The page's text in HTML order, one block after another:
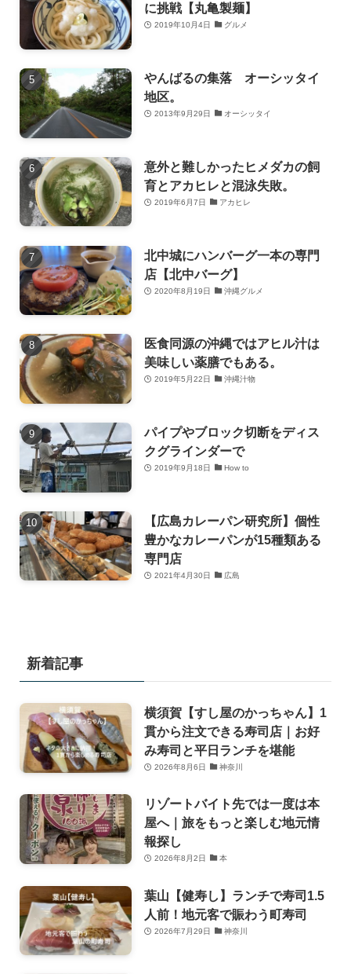
に挑戦【丸亀製麺】
2019年10月4日 グルメ
やんばるの集落 オーシッタイ
地区。
2013年9月29日 オーシッタイ
意外と難しかったヒメダカの飼
育とアカヒレと混泳失敗。
2019年6月7日 アカヒレ
北中城にハンバーグ一本の専門
店【北中バーグ】
2020年8月19日 沖縄グルメ
医食同源の沖縄ではアヒル汁は
美味しい薬膳でもある。
2019年5月22日 沖縄汁物
パイプやブロック切断をディス
クグラインダーで
2019年9月18日 How to
【広島カレーパン研究所】個性
豊かなカレーパンが15種類ある
専門店
2021年4月30日 広島
新着記事
横須賀【すし屋のかっちゃん】1
貫から注文できる寿司店｜お好
み寿司と平日ランチを堪能
2026年8月6日 神奈川
リゾートバイト先では一度は本
屋へ｜旅をもっと楽しむ地元情
報探し
2026年8月2日 本
葉山【健寿し】ランチで寿司1.5
人前！地元客で賑わう町寿司
2026年7月29日 神奈川